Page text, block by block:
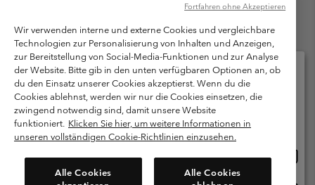
Columbia Sportswear Austria GmbH. Moosfeldstraße 1, 5101
Bergheim, Salzburg Österreich. Alle Rechte vorbehalten.
Nutzungsbedingungen
Allgemeine Verkaufsbedingungen
Garantie
Datenschutzerklärung
Bestimmungen und Bedingungen des Mitglieder Programms
Nutzungsbedingungen Für Nutzergenerierte Inhalte
Cookies
Kundenservice: Mo- Fr. 9:00 - 13:00 & 14:00- 18:00 Uhr
(+)43720880525
Wir verwenden interne und externe Cookies und vergleichbare
Technologien zur Personalisierung von Inhalten und Anzeigen,
zur Bereitstellung von Social-Media-Funktionen und zur Analyse
der Website. Bitte gib in den unten verfügbaren Optionen an, ob
du den Einsatz unserer Cookies akzeptierst. Wenn du die
Cookies ablehnst, werden wir nur die Cookies einsetzen, die
zwingend notwendig sind, damit unsere Website
funktioniert. Klicken Sie hier, um weitere Informationen in
unseren vollständigen Cookie-Richtlinien einzusehen.
Alle Cookies
Alle Cookies
Fortfahren ohne Akzeptieren
Bitte wählen Sie Ihr Lieferland und Ihre Sprache
Online-Einkauf verfügbar